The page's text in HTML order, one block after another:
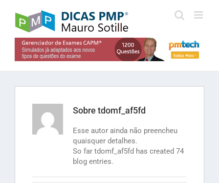
content
Sobretdomf_af5fd
Esse autor ainda não preencheu
quaisquer detalhes.
So far tdomf_af5fd has created 74
blog entries.